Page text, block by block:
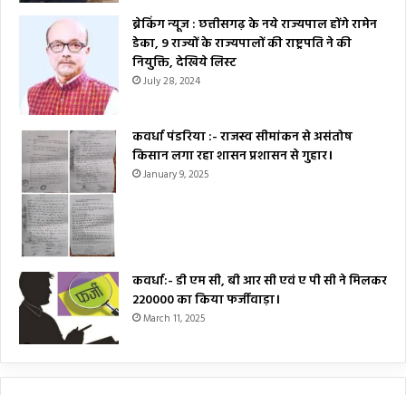
ब्रेकिंग न्यूज : छत्तीसगढ़ के नये राज्यपाल होंगे रामेन
डेका, 9 राज्यों के राज्यपालों की राष्ट्रपति ने की
नियुक्ति, देखिये लिस्ट
July 28, 2024
कवर्धा पंडरिया :- राजस्व सीमांकन से असंतोष
किसान लगा रहा शासन प्रशासन से गुहार।
January 9, 2025
कवर्धा:- डी एम सी, बी आर सी एवं ए पी सी ने मिलकर
₹220000 का किया फर्जीवाड़ा।
March 11, 2025